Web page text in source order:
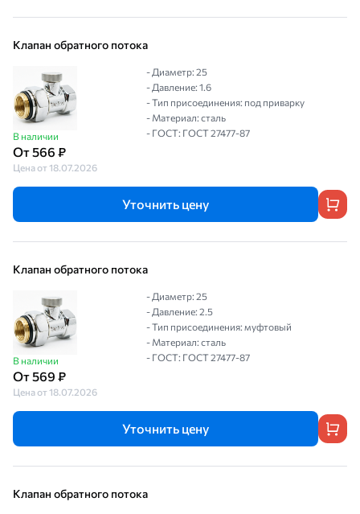
Клапан обратного потока
В наличии
От 566 ₽
Цена от 18.07.2026
- Диаметр: 25
- Давление: 1.6
- Тип присоединения: под приварку
- Материал: сталь
- ГОСТ: ГОСТ 27477-87
Уточнить цену
Клапан обратного потока
В наличии
От 569 ₽
Цена от 18.07.2026
- Диаметр: 25
- Давление: 2.5
- Тип присоединения: муфтовый
- Материал: сталь
- ГОСТ: ГОСТ 27477-87
Уточнить цену
Клапан обратного потока